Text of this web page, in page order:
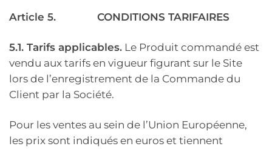
Article 5. CONDITIONS TARIFAIRES
5.1. Tarifs applicables. Le Produit commandé est
vendu aux tarifs en vigueur figurant sur le Site
lors de l’enregistrement de la Commande du
Client par la Société.
Pour les ventes au sein de l’Union Européenne,
les prix sont indiqués en euros et tiennent